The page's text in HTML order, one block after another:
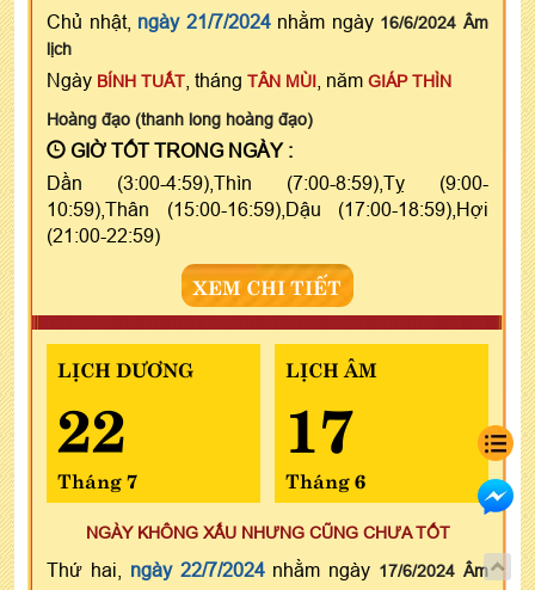
Chủ nhật, ngày 21/7/2024nhằm ngày 16/6/2024 Âm
lịch
Ngày BÍNH TUẤT , tháng TÂN MÙI , năm GIÁP THÌN
Hoàng đạo (thanh long hoàng đạo)
GIỜ TỐT TRONG NGÀY :
Dần (3:00-4:59),Thìn (7:00-8:59),Tỵ (9:00-
10:59),Thân (15:00-16:59),Dậu (17:00-18:59),Hợi
(21:00-22:59)
XEM CHI TIẾT
LỊCH DƯƠNG
22
Tháng 7
LỊCH ÂM
17
Tháng 6
NGÀY KHÔNG XẤU NHƯNG CŨNG CHƯA TỐT
Thứ hai, ngày 22/7/2024nhằm ngày 17/6/2024 Âm